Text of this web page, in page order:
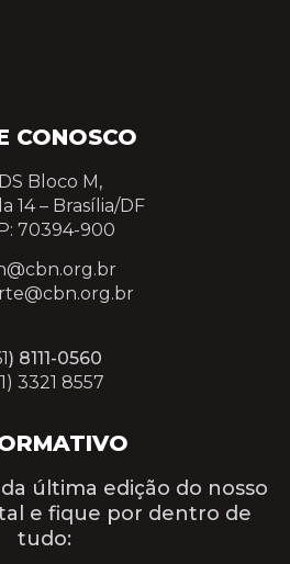
última edição do nosso
e fique por dentro de
tudo:
CONOSCO
Bloco M,
14 – Brasília/DF
70394-900
) 8111-0560
3321 8557